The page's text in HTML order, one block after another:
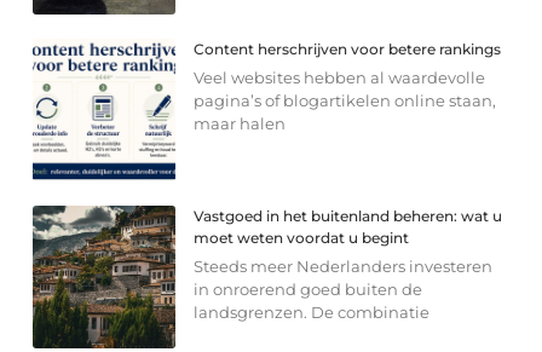
Content herschrijven voor betere rankings
Veel websites hebben al waardevolle
pagina’s of blogartikelen online staan,
maar halen
Vastgoed in het buitenland beheren: wat u
moet weten voordat u begint
Steeds meer Nederlanders investeren
in onroerend goed buiten de
landsgrenzen. De combinatie